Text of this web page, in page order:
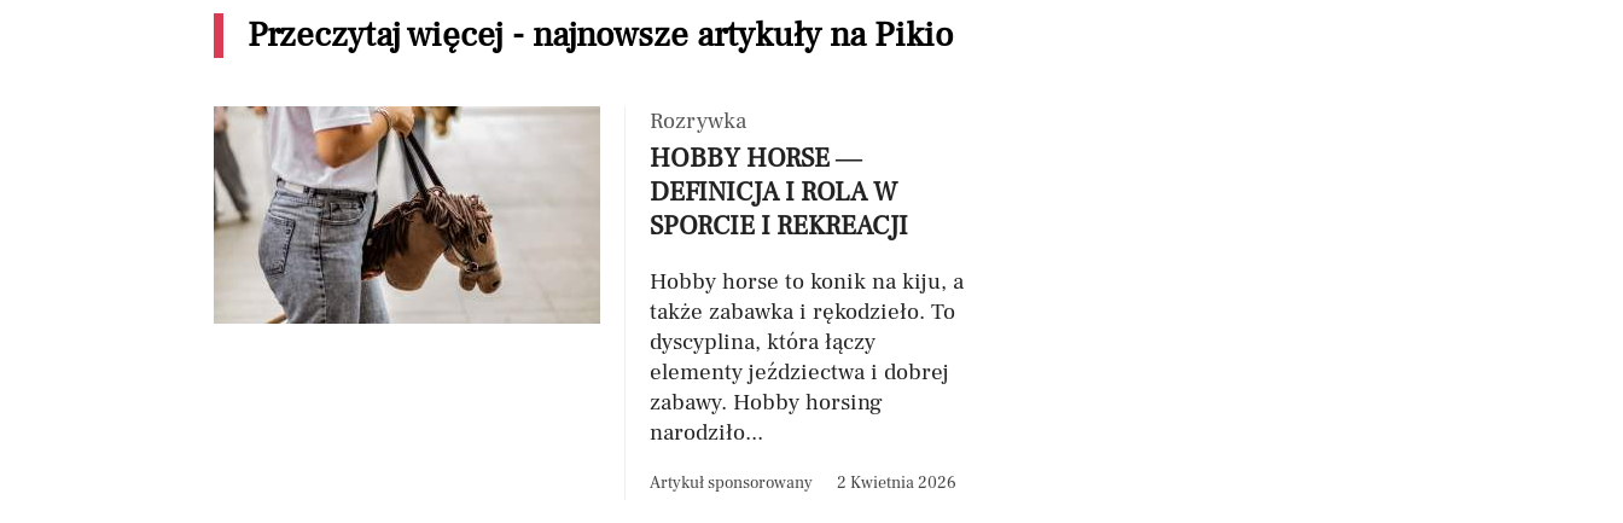
Przeczytaj więcej - najnowsze artykuły na Pikio
Rozrywka
HOBBY HORSE —
DEFINICJA I ROLA W
SPORCIE I REKREACJI
Hobby horse to konik na kiju, a
także zabawka i rękodzieło. To
dyscyplina, która łączy
elementy jeździectwa i dobrej
zabawy. Hobby horsing
narodziło...
Artykuł sponsorowany 2 Kwietnia 2026